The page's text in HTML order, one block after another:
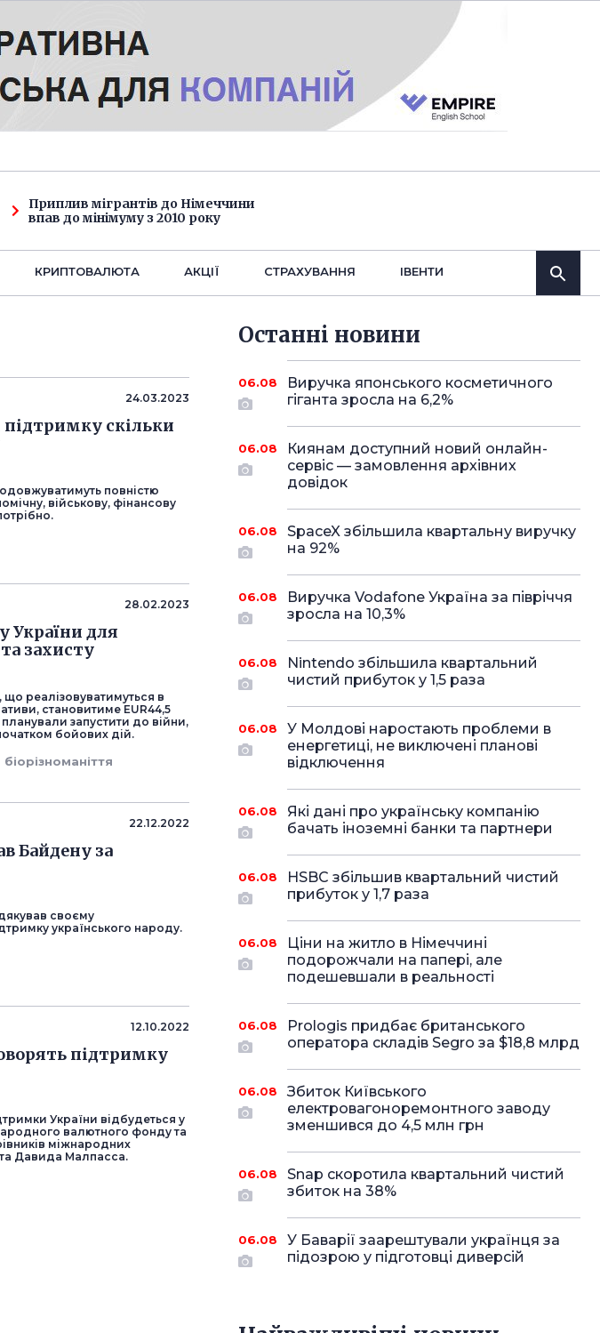
Приплив мігрантів до Німеччини
впав до мінімуму з 2010 року
КРИПТОВАЛЮТА АКЦІЇ СТРАХУВАННЯ IВЕНТИ
24.03.2023
скільки
повністю
військову, фінансову
28.02.2023
України для
захисту
реалізовуватимуться в
становитиме EUR44,5
планували запустити до війни,
бойових дій.
біорізноманіття
22.12.2022
Байдену за
своєму
українського народу.
12.10.2022
підтримку
України відбудеться у
валютного фонду та
міжнародних
та Давида Малпасса.
Останнi новини
06.08
Виручка японського косметичного
гіганта зросла на 6,2%
06.08
Киянам доступний новий онлайн-
сервіс — замовлення архівних
довідок
06.08
SpaceX збільшила квартальну виручку
на 92%
06.08
Виручка Vodafone Україна за півріччя
зросла на 10,3%
06.08
Nintendo збільшила квартальний
чистий прибуток у 1,5 раза
06.08
У Молдові наростають проблеми в
енергетиці, не виключені планові
відключення
06.08
Які дані про українську компанію
бачать іноземні банки та партнери
06.08
HSBC збільшив квартальний чистий
прибуток у 1,7 раза
06.08
Ціни на житло в Німеччині
подорожчали на папері, але
подешевшали в реальності
06.08
Prologis придбає британського
оператора складів Segro за $18,8 млрд
06.08
Збиток Київського
електровагоноремонтного заводу
зменшився до 4,5 млн грн
06.08
Snap скоротила квартальний чистий
збиток на 38%
06.08
У Баварії заарештували українця за
підозрою у підготовці диверсій